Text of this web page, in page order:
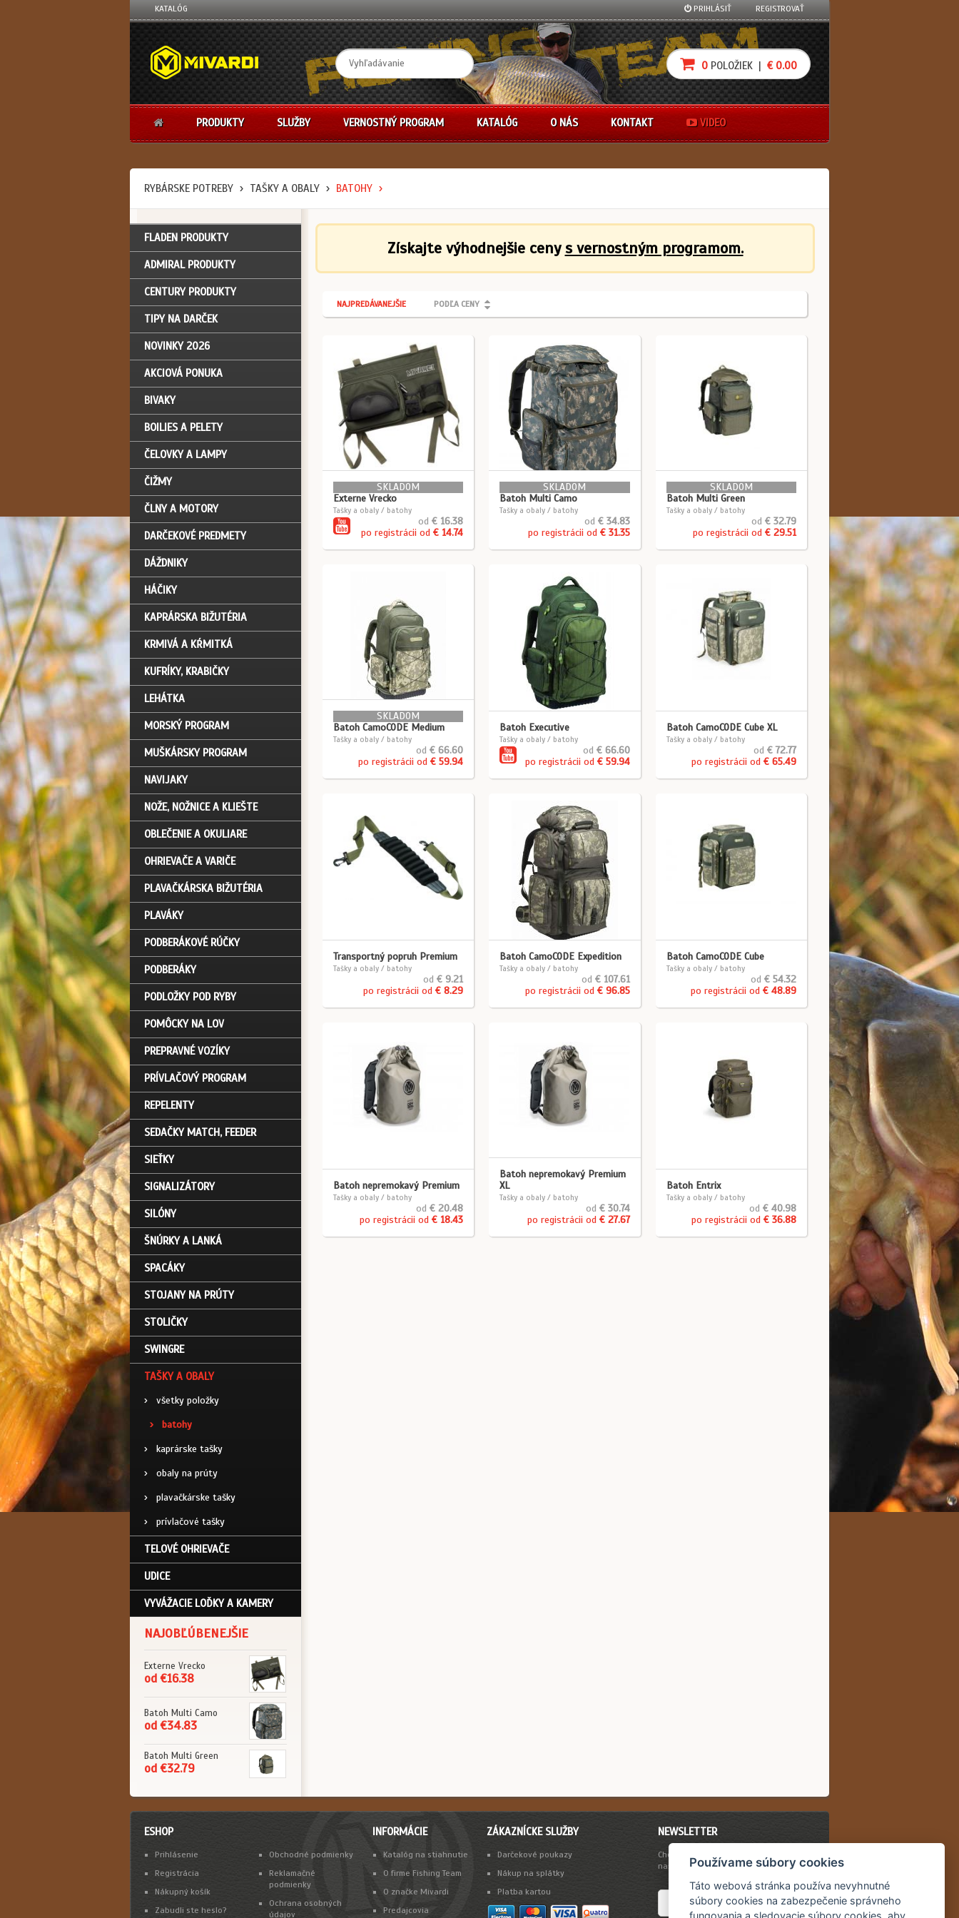
KATALÓG PRIHLÁSIŤ REGISTROVAŤ
0 POLOŽIEK | € 0.00
PRODUKTY SLUŽBY VERNOSTNÝ PROGRAM KATALÓG O NÁS KONTAKT VIDEO
RYBÁRSKE POTREBY TAŠKY A OBALY BATOHY
FLADEN PRODUKTY
ADMIRAL PRODUKTY
CENTURY PRODUKTY
TIPY NA DARČEK
NOVINKY 2026
AKCIOVÁ PONUKA
BIVAKY
BOILIES A PELETY
ČELOVKY A LAMPY
ČIŽMY
ČLNY A MOTORY
DARČEKOVÉ PREDMETY
DÁŽDNIKY
HÁČIKY
KAPRÁRSKA BIŽUTÉRIA
KRMIVÁ A KŔMITKÁ
KUFRÍKY, KRABIČKY
LEHÁTKA
MORSKÝ PROGRAM
MUŠKÁRSKY PROGRAM
NAVIJAKY
NOŽE, NOŽNICE A KLIEŠTE
OBLEČENIE A OKULIARE
OHRIEVAČE A VARIČE
PLAVAČKÁRSKA BIŽUTÉRIA
PLAVÁKY
PODBERÁKOVÉ RÚČKY
PODBERÁKY
PODLOŽKY POD RYBY
POMÔCKY NA LOV
PREPRAVNÉ VOZÍKY
PRÍVLAČOVÝ PROGRAM
REPELENTY
SEDAČKY MATCH, FEEDER
SIEŤKY
SIGNALIZÁTORY
SILÓNY
ŠNÚRKY A LANKÁ
SPACÁKY
STOJANY NA PRÚTY
STOLIČKY
SWINGRE
TAŠKY A OBALY
›
všetky položky
›
batohy
›
kaprárske tašky
›
obaly na prúty
›
plavačkárske tašky
›
prívlačové tašky
TELOVÉ OHRIEVAČE
UDICE
VYVÁŽACIE LOĎKY A KAMERY
NAJOBĽÚBENEJŠIE
Externe Vrecko
od €16.38
Batoh Multi Camo
od €34.83
Batoh Multi Green
od €32.79
Získajte výhodnejšie cenys vernostným programom.
NAJPREDÁVANEJŠIE PODĽA CENY
SKLADOM
Externe Vrecko
Tašky a obaly / batohy
od€ 16.38
po registrácii od€ 14.74
SKLADOM
Batoh Multi Camo
Tašky a obaly / batohy
od € 34.83
po registrácii od € 31.35
SKLADOM
Batoh Multi Green
Tašky a obaly / batohy
od € 32.79
po registrácii od € 29.51
SKLADOM
Batoh CamoCODE Medium
Tašky a obaly / batohy
od€ 66.60
po registrácii od€ 59.94
Batoh Executive
Tašky a obaly / batohy
od € 66.60
po registrácii od € 59.94
Batoh CamoCODE Cube XL
Tašky a obaly / batohy
od € 72.77
po registrácii od € 65.49
Transportný popruh Premium
Tašky a obaly / batohy
od€ 9.21
po registrácii od€ 8.29
Batoh CamoCODE Expedition
Tašky a obaly / batohy
od € 107.61
po registrácii od € 96.85
Batoh CamoCODE Cube
Tašky a obaly / batohy
od € 54.32
po registrácii od € 48.89
Batoh nepremokavý Premium
Tašky a obaly / batohy
od€ 20.48
po registrácii od€ 18.43
Batoh nepremokavý Premium
XL
Tašky a obaly / batohy
od € 30.74
po registrácii od € 27.67
Batoh Entrix
Tašky a obaly / batohy
od € 40.98
po registrácii od € 36.88
ESHOP
Prihlásenie
Registrácia
Nákupný košík
Zabudli ste heslo?
Obchodné podmienky
Reklamačné
podmienky
Ochrana osobných
údajov
INFORMÁCIE
Katalóg na stiahnutie
O firme Fishing Team
O značke Mivardi
Predajcovia
ZÁKAZNÍCKE SLUŽBY
Darčekové poukazy
Nákup na splátky
Platba kartou
NEWSLETTER
Chcete byť vždy včas informovaný o
našich novinkách a akciovej ponuke?
Používame súbory cookies
Táto webová stránka používa nevyhnutné
súbory cookies na zabezpečenie správneho
fungovania a sledovacie súbory cookies, aby